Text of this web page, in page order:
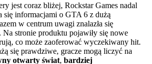
jest coraz bliżej, Rockstar Games nadal
się informacjami o GTA 6 z dużą
w centrum uwagi znalazła się
stronie produktu pojawiły się nowe
co może zaoferować wyczekiwany hit.
się prawdziwe, gracze mogą liczyć na
otwarty świat, bardziej